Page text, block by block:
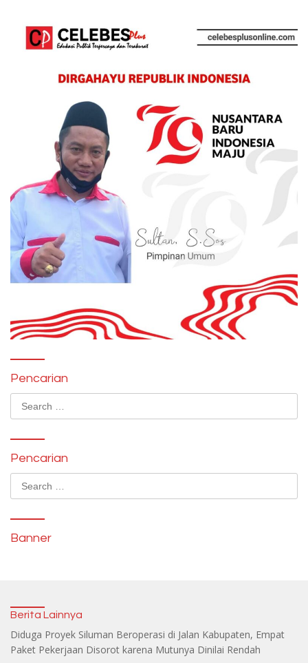
Pencarian
Search
for:
Pencarian
Search
for:
Banner
Berita Lainnya
Diduga Proyek Siluman Beroperasi di Jalan Kabupaten, Empat
Paket Pekerjaan Disorot karena Mutunya Dinilai Rendah